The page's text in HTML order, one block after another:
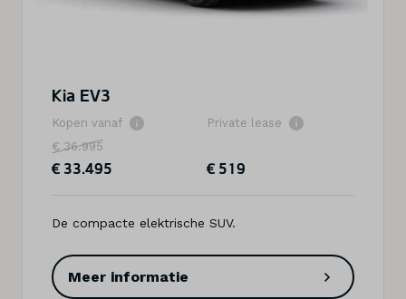
Kia EV3
Kopen vanaf
€ 36.995
€ 33.495
Private lease
€ 519
De compacte elektrische SUV.
Meer informatie